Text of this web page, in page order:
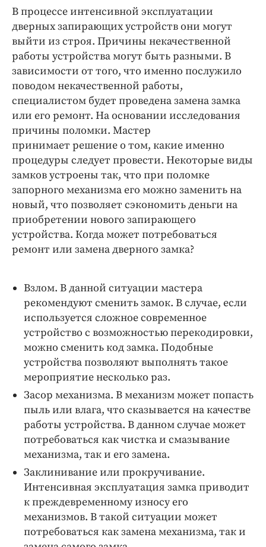
В процессе интенсивной эксплуатации
дверных запирающих устройств они могут
выйти из строя. Причины некачественной
работы устройства могут быть разными. В
зависимости от того, что именно послужило
поводом некачественной работы,
специалистом будет проведена замена замка
или его ремонт. На основании исследования
причины поломки. Мастер
принимает решение о том, какие именно
процедуры следует провести. Некоторые виды
замков устроены так, что при поломке
запорного механизма его можно заменить на
новый, что позволяет сэкономить деньги на
приобретении нового запирающего
устройства. Когда может потребоваться
ремонт или замена дверного замка?
Взлом. В данной ситуации мастера
рекомендуют сменить замок. В случае, если
используется сложное современное
устройство с возможностью перекодировки,
можно сменить код замка. Подобные
устройства позволяют выполнять такое
мероприятие несколько раз.
Засор механизма. В механизм может попасть
пыль или влага, что сказывается на качестве
работы устройства. В данном случае может
потребоваться как чистка и смазывание
механизма, так и его замена.
Заклинивание или прокручивание.
Интенсивная эксплуатация замка приводит
к преждевременному износу его
механизмов. В такой ситуации может
потребоваться как замена механизма, так и